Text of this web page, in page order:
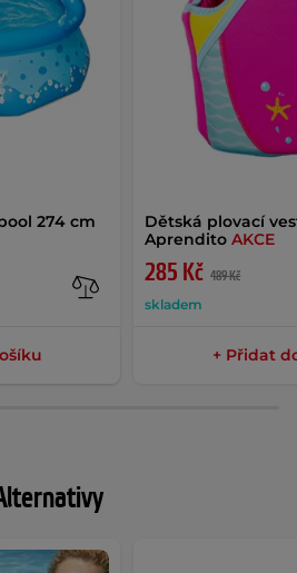
274 cm
Dětská plovací
AprenditoAKCE
285 Kč 489 Kč
skladem
+ Přidat